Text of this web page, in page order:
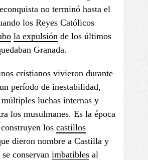
no terminó hasta el
los Reyes Católicos
la expulsión de los últimos
Granada.
cristianos vivieron durante
período de inestabilidad,
luchas internas y
los musulmanes. Es la época
los castillos
dieron nombre a Castilla y
conservan imbatibles al